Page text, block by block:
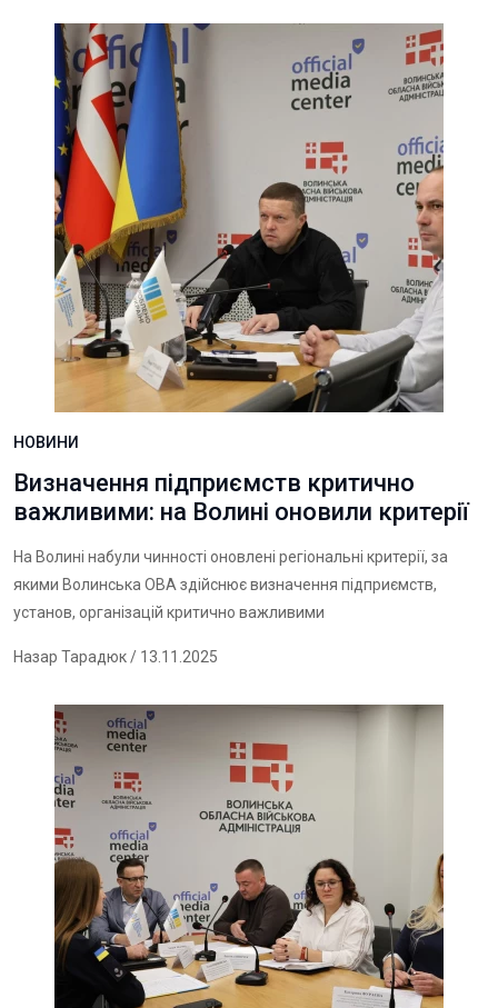
НОВИНИ
Визначення підприємств критично
важливими: на Волині оновили критерії
На Волині набули чинності оновлені регіональні критерії, за
якими Волинська ОВА здійснює визначення підприємств,
установ, організацій критично важливими
Назар Тарадюк/ 13.11.2025